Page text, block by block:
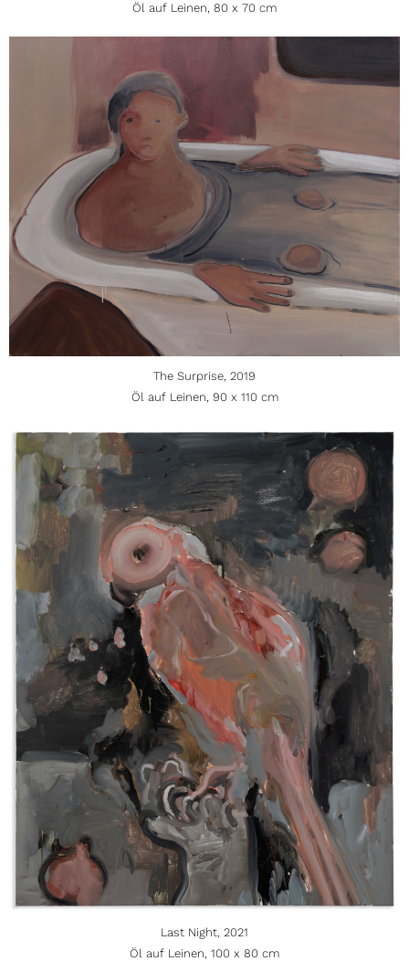
Öl auf Leinen, 80 x 70 cm
The Surprise, 2019
Öl auf Leinen, 90 x 110 cm
Last Night, 2021
Öl auf Leinen, 100 x 80 cm